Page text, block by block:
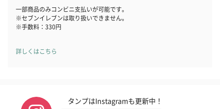
お酒
お酒を同梱してお届けいたします。
※20歳未満の方への酒類の販売はいたしません。
一部商品のみコンビニ支払いが可能です。
※セブンイレブンは取り扱いできません。
※手数料：330円
詳しくはこちら
タンプはInstagramも更新中！